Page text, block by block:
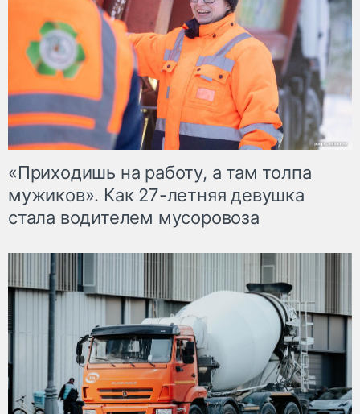
«Приходишь на работу, а там толпа
мужиков». Как 27-летняя девушка
стала водителем мусоровоза